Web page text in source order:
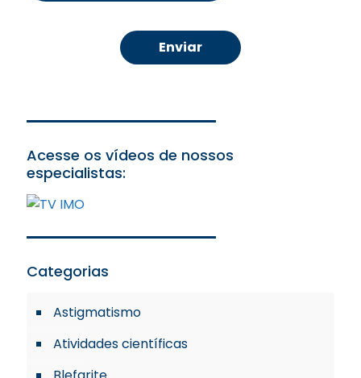
Acesse os vídeos de nossos
especialistas:
Categorias
Astigmatismo
Atividades científicas